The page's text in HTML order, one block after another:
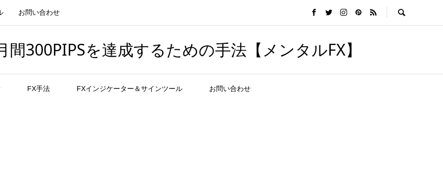
お問い合わせ
300PIPSを達成するための手法【メンタルFX】
FX手法 FXインジケーター＆サインツール お問い合わせ